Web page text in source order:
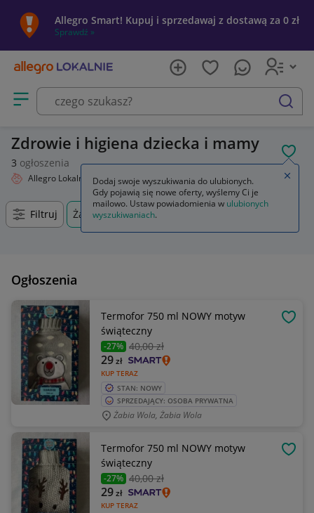
Allegro Smart! Kupuj i sprzedawaj z dostawą za 0 zł
Sprawdź »
Otwórz menu z kategoriami
szukaj
Zdrowie i higiena dziecka i mamy
3 ogłoszenia
Allegro Lokalnie Dziecko Zdrowie i higiena
Filtruj Żabia Wola, Mazowieckie, +0 km
Ogłoszenia
Termofor 750 ml NOWY motyw
świąteczny
-27% 40,00 zł
KUP TERAZ
29zł
STAN: NOWY
SPRZEDAJĄCY: OSOBA PRYWATNA
Żabia Wola, Żabia Wola
Termofor 750 ml NOWY motyw
świąteczny
-27% 40,00 zł
KUP TERAZ
29zł
Dodaj swoje wyszukiwania do ulubionych.
Gdy pojawią się nowe oferty, wyślemy Ci je
mailowo. Ustaw powiadomienia w ulubionych
wyszukiwaniach.